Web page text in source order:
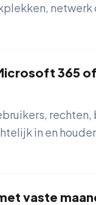
netwerk
365
in en
vaste